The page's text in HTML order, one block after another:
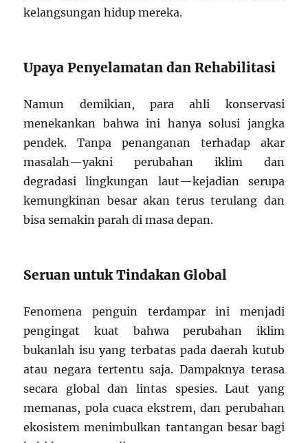
kelangsungan hidup mereka.
Upaya Penyelamatan dan Rehabilitasi
Namun demikian, para ahli konservasi
menekankan bahwa ini hanya solusi jangka
pendek. Tanpa penanganan terhadap akar
masalah—yakni perubahan iklim dan
degradasi lingkungan laut—kejadian serupa
kemungkinan besar akan terus terulang dan
bisa semakin parah di masa depan.
Seruan untuk Tindakan Global
Fenomena penguin terdampar ini menjadi
pengingat kuat bahwa perubahan iklim
bukanlah isu yang terbatas pada daerah kutub
atau negara tertentu saja. Dampaknya terasa
secara global dan lintas spesies. Laut yang
memanas, pola cuaca ekstrem, dan perubahan
ekosistem menimbulkan tantangan besar bagi